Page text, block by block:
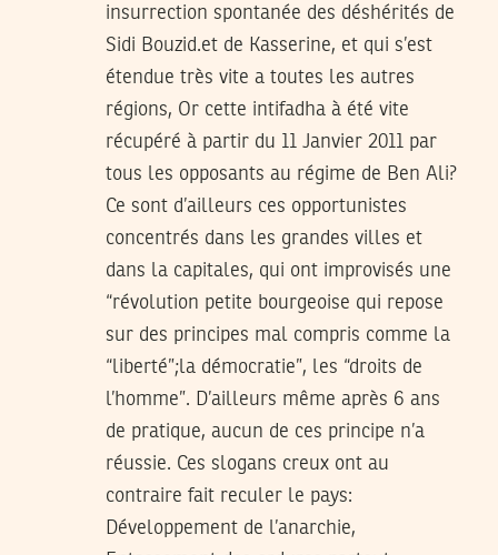
insurrection spontanée des déshérités de
Sidi Bouzid.et de Kasserine, et qui s’est
étendue très vite a toutes les autres
régions, Or cette intifadha à été vite
récupéré à partir du 11 Janvier 2011 par
tous les opposants au régime de Ben Ali?
Ce sont d’ailleurs ces opportunistes
concentrés dans les grandes villes et
dans la capitales, qui ont improvisés une
“révolution petite bourgeoise qui repose
sur des principes mal compris comme la
“liberté”;la démocratie”, les “droits de
l’homme”. D’ailleurs même après 6 ans
de pratique, aucun de ces principe n’a
réussie. Ces slogans creux ont au
contraire fait reculer le pays:
Développement de l’anarchie,